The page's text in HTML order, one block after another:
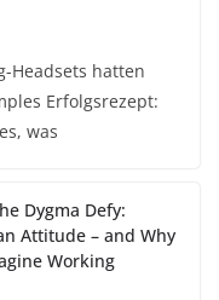
Headsets hatten
Erfolgsrezept:
was
Dygma Defy:
Attitude – and Why
Working